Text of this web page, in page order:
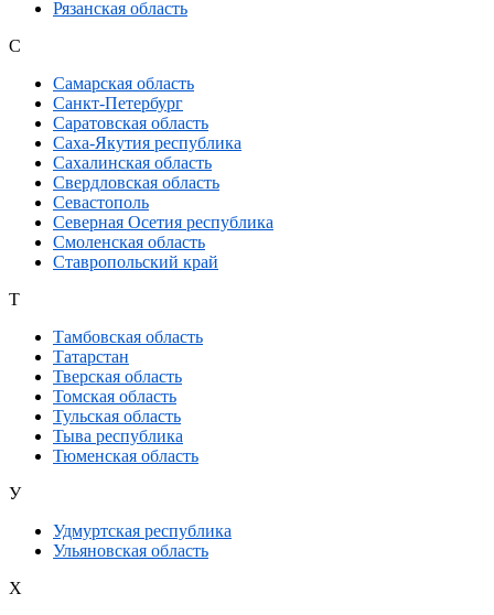
Рязанская область
С
Самарская область
Санкт-Петербург
Саратовская область
Саха-Якутия республика
Сахалинская область
Свердловская область
Севастополь
Северная Осетия республика
Смоленская область
Ставропольский край
Т
Тамбовская область
Татарстан
Тверская область
Томская область
Тульская область
Тыва республика
Тюменская область
У
Удмуртская республика
Ульяновская область
Х